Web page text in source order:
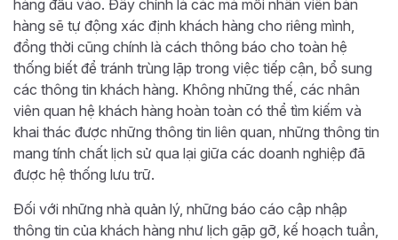
hàng đầu vào. Đây chính là các mà mỗi nhân viên bán
hàng sẽ tự động xác định khách hàng cho riêng mình,
đồng thời cũng chính là cách thông báo cho toàn hệ
thống biết để tránh trùng lặp trong việc tiếp cận, bổ sung
các thông tin khách hàng. Không những thế, các nhân
viên quan hệ khách hàng hoàn toàn có thể tìm kiếm và
khai thác được những thông tin liên quan, những thông tin
mang tính chất lịch sử qua lại giữa các doanh nghiệp đã
được hệ thống lưu trữ.
Đối với những nhà quản lý, những báo cáo cập nhập
thông tin của khách hàng như lịch gặp gỡ, kế hoạch tuần,